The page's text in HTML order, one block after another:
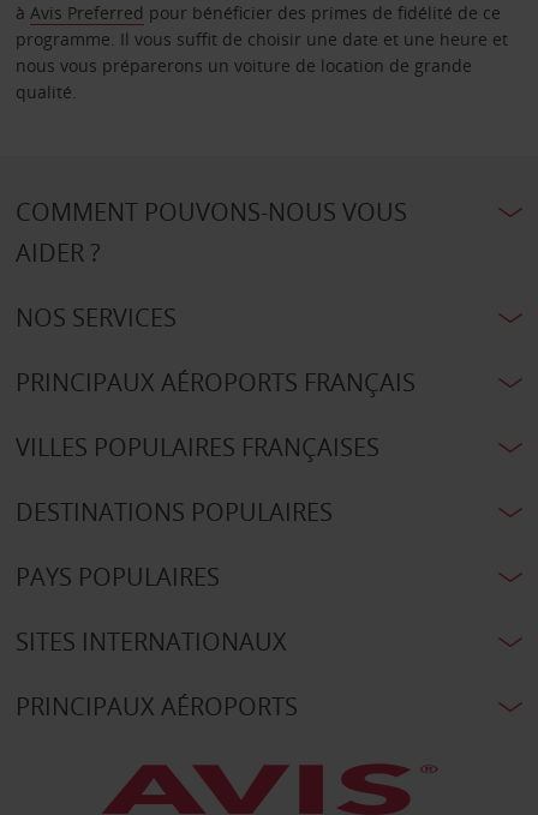
à Avis Preferred pour bénéficier des primes de fidélité de ce
programme. Il vous suffit de choisir une date et une heure et
nous vous préparerons un voiture de location de grande
qualité.
COMMENT POUVONS-NOUS VOUS
AIDER ?
NOS SERVICES
PRINCIPAUX AÉROPORTS FRANÇAIS
VILLES POPULAIRES FRANÇAISES
DESTINATIONS POPULAIRES
PAYS POPULAIRES
SITES INTERNATIONAUX
PRINCIPAUX AÉROPORTS